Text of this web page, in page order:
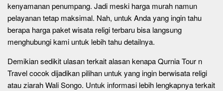
kenyamanan penumpang. Jadi meski harga murah namun
pelayanan tetap maksimal. Nah, untuk Anda yang ingin tahu
berapa harga paket wisata religi terbaru bisa langsung
menghubungi kami untuk lebih tahu detailnya.
Demikian sedikit ulasan terkait alasan kenapa Qurnia Tour n
Travel cocok dijadikan pilihan untuk yang ingin berwisata religi
atau ziarah Wali Songo. Untuk informasi lebih lengkapnya terkait